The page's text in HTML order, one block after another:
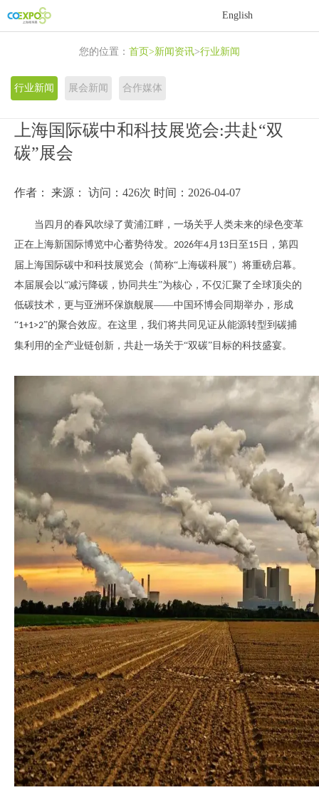
English
首
于
展
您的位置： 首页>新闻资讯>行业新闻
行业新闻 展会新闻 合作媒体
上海国际碳中和科技展览会:共赴“双
碳”展会
作者： 来源： 访问：426次 时间：2026-04-07
当四月的春风吹绿了黄浦江畔，一场关乎人类未来的绿色变革
正在上海新国际博览中心蓄势待发。 2026年4月 13 日至 15 日，第四
届上海国际碳中和科技展览会（简称“上海碳科展”）将重磅启幕。
本届展会以“减污降碳，协同共生”为核心，不仅汇聚了全球顶尖的
低碳技术，更与亚洲环保旗舰展——中国环博会同期举办，形成
“1+1>2”的聚合效应。在这里，我们将共同见证从能源转型到碳捕
集利用的全产业链创新，共赴一场关于“双碳”目标的科技盛宴。